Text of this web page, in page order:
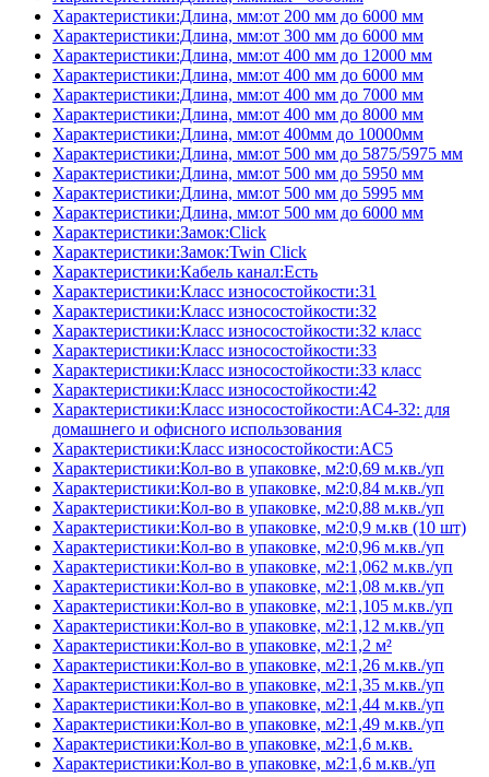
Характеристики:Длина, мм:от 200 мм до 6000 мм
Характеристики:Длина, мм:от 300 мм до 6000 мм
Характеристики:Длина, мм:от 400 мм до 12000 мм
Характеристики:Длина, мм:от 400 мм до 6000 мм
Характеристики:Длина, мм:от 400 мм до 7000 мм
Характеристики:Длина, мм:от 400 мм до 8000 мм
Характеристики:Длина, мм:от 400мм до 10000мм
Характеристики:Длина, мм:от 500 мм до 5875/5975 мм
Характеристики:Длина, мм:от 500 мм до 5950 мм
Характеристики:Длина, мм:от 500 мм до 5995 мм
Характеристики:Длина, мм:от 500 мм до 6000 мм
Характеристики:Замок:Click
Характеристики:Замок:Twin Click
Характеристики:Кабель канал:Есть
Характеристики:Класс износостойкости:31
Характеристики:Класс износостойкости:32
Характеристики:Класс износостойкости:32 класс
Характеристики:Класс износостойкости:33
Характеристики:Класс износостойкости:33 класс
Характеристики:Класс износостойкости:42
Характеристики:Класс износостойкости:AC4-32: для
домашнего и офисного использования
Характеристики:Класс износостойкости:AC5
Характеристики:Кол-во в упаковке, м2:0,69 м.кв./уп
Характеристики:Кол-во в упаковке, м2:0,84 м.кв./уп
Характеристики:Кол-во в упаковке, м2:0,88 м.кв./уп
Характеристики:Кол-во в упаковке, м2:0,9 м.кв (10 шт)
Характеристики:Кол-во в упаковке, м2:0,96 м.кв./уп
Характеристики:Кол-во в упаковке, м2:1,062 м.кв./уп
Характеристики:Кол-во в упаковке, м2:1,08 м.кв./уп
Характеристики:Кол-во в упаковке, м2:1,105 м.кв./уп
Характеристики:Кол-во в упаковке, м2:1,12 м.кв./уп
Характеристики:Кол-во в упаковке, м2:1,2 м²
Характеристики:Кол-во в упаковке, м2:1,26 м.кв./уп
Характеристики:Кол-во в упаковке, м2:1,35 м.кв./уп
Характеристики:Кол-во в упаковке, м2:1,44 м.кв./уп
Характеристики:Кол-во в упаковке, м2:1,49 м.кв./уп
Характеристики:Кол-во в упаковке, м2:1,6 м.кв.
Характеристики:Кол-во в упаковке, м2:1,6 м.кв./уп